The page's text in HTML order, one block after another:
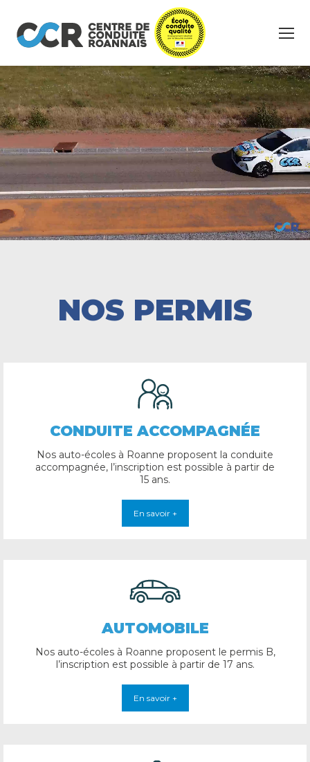
NOS PERMIS
CONDUITE ACCOMPAGNÉE
Nos auto-écoles à Roanne proposent la conduite
accompagnée, l’inscription est possible à partir de
15 ans.
En savoir +
AUTOMOBILE
Nos auto-écoles à Roanne proposent le permis B,
l’inscription est possible à partir de 17 ans.
En savoir +